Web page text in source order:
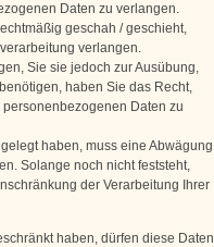
Daten zu verlangen.
geschah / geschieht,
verlangen.
Sie sie jedoch zur Ausübung,
haben Sie das Recht,
Daten zu
haben, muss eine Abwägung
Solange noch nicht feststeht,
der Verarbeitung Ihrer
haben, dürfen diese Daten